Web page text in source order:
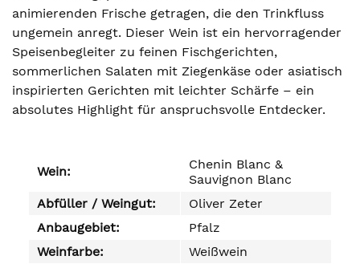
animierenden Frische getragen, die den Trinkfluss
ungemein anregt. Dieser Wein ist ein hervorragender
Speisenbegleiter zu feinen Fischgerichten,
sommerlichen Salaten mit Ziegenkäse oder asiatisch
inspirierten Gerichten mit leichter Schärfe – ein
absolutes Highlight für anspruchsvolle Entdecker.
Wein:
Chenin Blanc &
Sauvignon Blanc
Abfüller / Weingut:
Oliver Zeter
Anbaugebiet:
Pfalz
Weinfarbe:
Weißwein